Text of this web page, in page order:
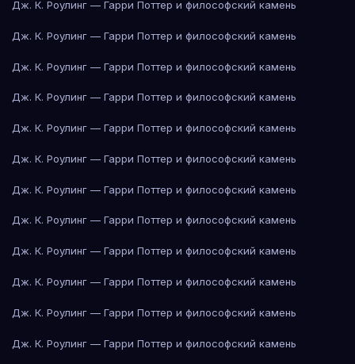
Дж. К. Роулинг — Гарри Поттер и философский камень
Дж. К. Роулинг — Гарри Поттер и философский камень
Дж. К. Роулинг — Гарри Поттер и философский камень
Дж. К. Роулинг — Гарри Поттер и философский камень
Дж. К. Роулинг — Гарри Поттер и философский камень
Дж. К. Роулинг — Гарри Поттер и философский камень
Дж. К. Роулинг — Гарри Поттер и философский камень
Дж. К. Роулинг — Гарри Поттер и философский камень
Дж. К. Роулинг — Гарри Поттер и философский камень
Дж. К. Роулинг — Гарри Поттер и философский камень
Дж. К. Роулинг — Гарри Поттер и философский камень
Дж. К. Роулинг — Гарри Поттер и философский камень